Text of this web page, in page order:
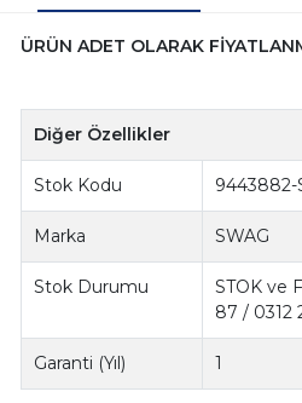
ÜRÜN ADET OLARAK
Diğer Özellikler
Stok Kodu 9443882-
Marka SWAG
Stok Durumu
STOK ve
87 / 0312
Garanti (Yıl) 1